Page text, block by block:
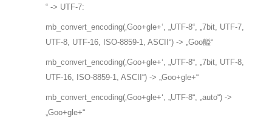
“ -> UTF-7:
mb_convert_encoding(‚Goo+gle+‘, „UTF-8“, „7bit, UTF-7,
UTF-8, UTF-16, ISO-8859-1, ASCII“) -> „Goo艗“
mb_convert_encoding(‚Goo+gle+‘, „UTF-8“, „7bit, UTF-8,
UTF-16, ISO-8859-1, ASCII“) -> „Goo+gle+“
mb_convert_encoding(‚Goo+gle+‘, „UTF-8“, „auto“) ->
„Goo+gle+“